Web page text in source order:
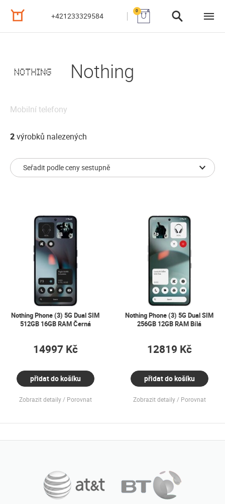
+421233329584
0
Nothing
Mobilní telefony
2 výrobků nalezených
Nothing Phone (3) 5G Dual SIM
512GB 16GB RAM Černá
14997 Kč
přidat do košíku
Zobrazit detaily Porovnat
Nothing Phone (3) 5G Dual SIM
256GB 12GB RAM Bílá
12819 Kč
přidat do košíku
Zobrazit detaily Porovnat